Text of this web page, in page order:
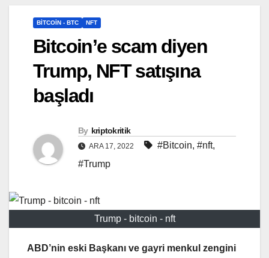
BITCOIN - BTC NFT
Bitcoin’e scam diyen
Trump, NFT satışına
başladı
By kriptokritik
ARA 17, 2022 #Bitcoin, #nft,
#Trump
Trump - bitcoin - nft
ABD’nin eski Başkanı ve gayri menkul zengini